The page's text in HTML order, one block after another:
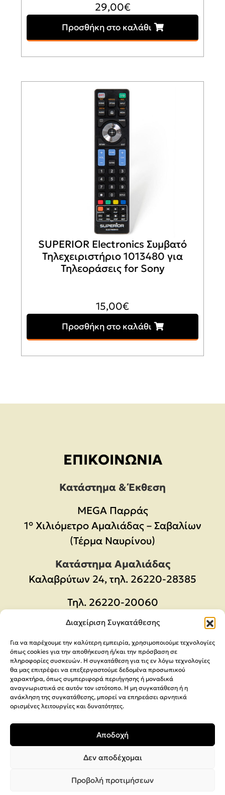
Διαχείριση Συγκατάθεσης
Για να παρέχουμε την καλύτερη εμπειρία, χρησιμοποιούμε τεχνολογίες
όπως cookies για την αποθήκευση ή/και την πρόσβαση σε
πληροφορίες συσκευών. Η συγκατάθεση για τις εν λόγω τεχνολογίες
θα μας επιτρέψει να επεξεργαστούμε δεδομένα προσωπικού
χαρακτήρα, όπως συμπεριφορά περιήγησης ή μοναδικά
αναγνωριστικά σε αυτόν τον ιστότοπο. Η μη συγκατάθεση ή η
ανάκληση της συγκατάθεσης, μπορεί να επηρεάσει αρνητικά
ορισμένες λειτουργίες και δυνατότητες.
Αποδοχή
Δεν αποδέχομαι
Προβολή προτιμήσεων
29,00€
Προσθήκη στο καλάθι
SUPERIOR Electronics Συμβατό
Τηλεχειριστήριο 1013480 για
Τηλεοράσεις for Sony
15,00€
Προσθήκη στο καλάθι
ΕΠΙΚΟΙΝΩΝΊΑ
Κατάστημα & Έκθεση
MEGA Παρράς
1° Χιλιόμετρο Αμαλιάδας – Σαβαλίων
(Τέρμα Ναυρίνου)
Κατάστημα Αμαλιάδας
Καλαβρύτων 24, τηλ. 26220-28385
Τηλ. 26220-20060
Email:
orders@megaparras.gr
ΠΛΗΡΟΦΟΡΊΕΣ
Πολιτική Απορρήτου
Όροι Χρήσης
Μέθοδοι Αποστολής & πληρωμής
Ακυρώσεις & Επιστροφές
Φόρμα Υπαναχώρησης